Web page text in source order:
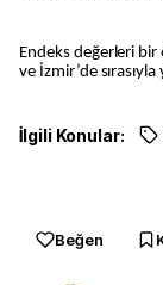
Endeks değerleri bir
ve İzmir’de
İlgili Konular:
Beğen